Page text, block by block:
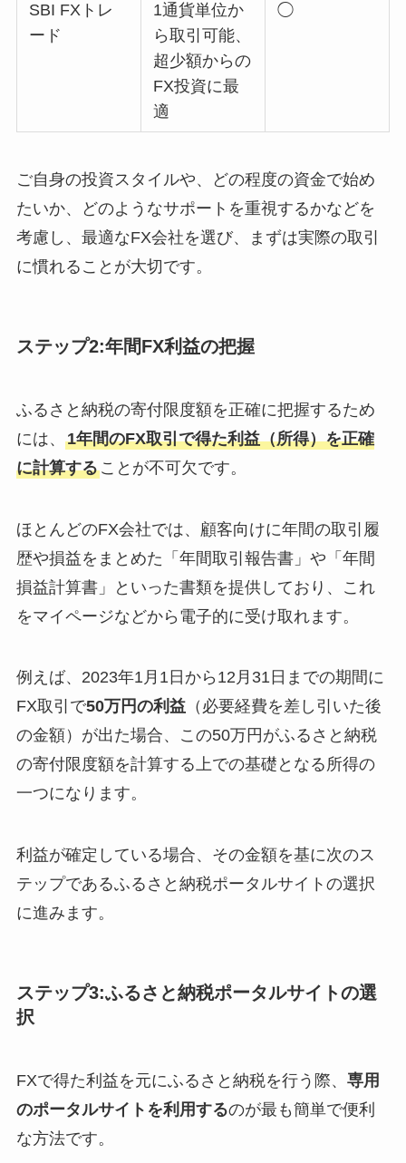
SBI FXトレ
ード
1通貨単位か
ら取引可能、
超少額からの
FX投資に最
適
◯
ご自身の投資スタイルや、どの程度の資金で始め
たいか、どのようなサポートを重視するかなどを
考慮し、最適なFX会社を選び、まずは実際の取引
に慣れることが大切です。
ステップ2:年間FX利益の把握
ふるさと納税の寄付限度額を正確に把握するため
には、 1年間のFX取引で得た利益（所得）を正確
に計算することが不可欠です。
ほとんどのFX会社では、顧客向けに年間の取引履
歴や損益をまとめた「年間取引報告書」や「年間
損益計算書」といった書類を提供しており、これ
をマイページなどから電子的に受け取れます。
例えば、2023年1月1日から12月31日までの期間に
FX取引で50万円の利益（必要経費を差し引いた後
の金額）が出た場合、この50万円がふるさと納税
の寄付限度額を計算する上での基礎となる所得の
一つになります。
利益が確定している場合、その金額を基に次のス
テップであるふるさと納税ポータルサイトの選択
に進みます。
ステップ3:ふるさと納税ポータルサイトの選
択
FXで得た利益を元にふるさと納税を行う際、 専用
のポータルサイトを利用するのが最も簡単で便利
な方法です。